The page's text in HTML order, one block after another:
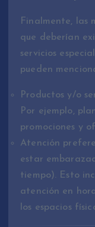
Finalmente, las
que deberían
servicios
pueden
Productos y/o
Por ejemplo,
promociones y
Atención
estar
tiempo). Esto
atención en
los espacios